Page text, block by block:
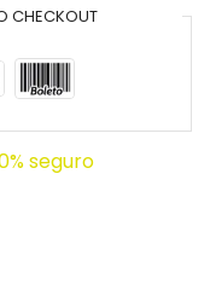
CHECKOUT
seguro